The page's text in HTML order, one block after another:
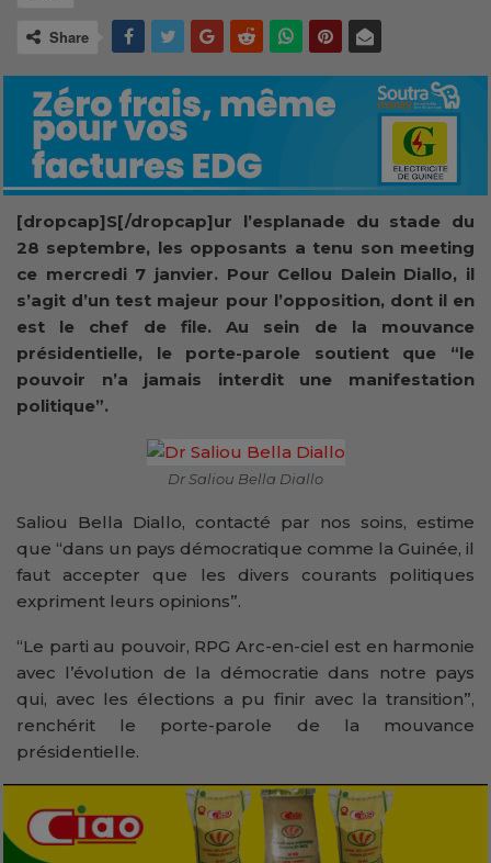
Share
[dropcap]S[/dropcap]ur l’esplanade du stade du
28 septembre, les opposants a tenu son meeting
ce mercredi 7 janvier. Pour Cellou Dalein Diallo, il
s’agit d’un test majeur pour l’opposition, dont il en
est le chef de file. Au sein de la mouvance
présidentielle, le porte-parole soutient que “le
pouvoir n’a jamais interdit une manifestation
politique”.
Dr Saliou Bella Diallo
Saliou Bella Diallo, contacté par nos soins, estime
que “dans un pays démocratique comme la Guinée, il
faut accepter que les divers courants politiques
expriment leurs opinions”.
“Le parti au pouvoir, RPG Arc-en-ciel est en harmonie
avec l’évolution de la démocratie dans notre pays
qui, avec les élections a pu finir avec la transition”,
renchérit le porte-parole de la mouvance
présidentielle.